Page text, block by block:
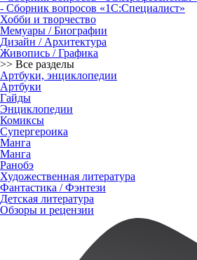
- Сборник вопросов «1С:Специалист»
Хобби и творчество
Мемуары / Биографии
Дизайн / Архитектура
Живопись / Графика
>> Все разделы
Артбуки, энциклопедии
Артбуки
Гайды
Энциклопедии
Комиксы
Супергероика
Манга
Манга
Ранобэ
Художественная литература
Фантастика / Фэнтези
Детская литература
Обзоры и рецензии